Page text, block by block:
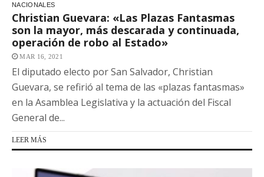
NACIONALES
Christian Guevara: «Las Plazas Fantasmas
son la mayor, más descarada y continuada,
operación de robo al Estado»
MAR 16, 2021
El diputado electo por San Salvador, Christian
Guevara, se refirió al tema de las «plazas fantasmas»
en la Asamblea Legislativa y la actuación del Fiscal
General de...
LEER MÁS